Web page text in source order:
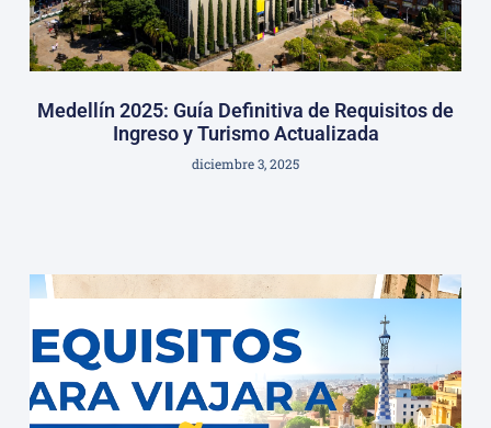
Medellín 2025: Guía Definitiva de Requisitos de
Ingreso y Turismo Actualizada
diciembre 3, 2025